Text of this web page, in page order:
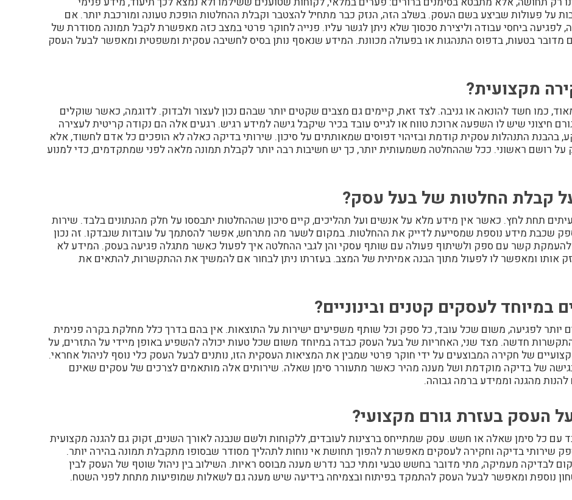
פעולות שביצע בשם העסק. בשלב הזה, הנזק כבר מתחיל להצטבר וקבלת ההחלטות הופכת טעונה ומורכבת יותר. אם
לפגיעה ביחסי עבודה וליצירת סכסוך שלא ניתן לגשר עליו. פנייה לחוקר פרטי במצב כזה מאפשרת לקבל תמונה מסודרת של
מדובר בטעות, בדפוס התנהגות או בפעולה מכוונת. המידע שנאסף נותן בסיס לחשיבה עסקית ומשפטית ומאפשר לבעל העסק
מקצועית?
כמו חשד להונאה או גניבה. לצד זאת, קיימים גם מצבים שקטים יותר שבהם נכון לעצור ולבדוק. לדוגמה, כאשר שוקלים
חיצוני שיש לו השפעה ארוכת טווח או לגייס עובד בכיר שיקבל גישה למידע רגיש. רגעים אלה הם נקודה קריטית לעצירה
בהבנת התנהלות עסקית קודמת ובזיהוי דפוסים שמאותתים על סיכון. שירותי בדיקה כאלה לא הופכים כל אדם לחשוד, אלא
רושם ראשוני. ככל שההחלטה משמעותית יותר, כך יש חשיבות רבה יותר לקבלת תמונה מלאה לפני שמתקדמים, כדי למנוע
קבלת החלטות של בעל עסק?
תחת לחץ. כאשר אין מידע מלא על אנשים ועל תהליכים, קיים סיכון שההחלטות יתבססו על חלק מהנתונים בלבד. שירות
שכבת מידע נוספת שמסייעת לדייק את ההחלטות. במקום לשער מה מתרחש, אפשר להסתמך על עובדות שנבדקו. זה נכון
קשר עם ספק ולשיתוף פעולה עם שותף עסקי והן לגבי ההחלטה איך לפעול כאשר מתגלה פגיעה בעסק. המידע לא
ומאפשר לו לפעול מתוך הבנה אמיתית של המצב. בעזרתו ניתן לבחור אם להמשיך את ההתקשרות, להתאים את
לעסקים קטנים ובינוניים?
יותר לפגיעה, משום שכל עובד, כל ספק וכל שותף משפיעים ישירות על התוצאות. אין בהם בדרך כלל מחלקת בקרה פנימית
חדשה. מצד שני, האחריות של בעל העסק כבדה במיוחד משום שכל טעות יכולה להשפיע באופן מיידי על התזרים, על
של חקירה המבוצעים על ידי חוקר פרטי שמבין את המציאות העסקית הזו, נותנים לבעל העסק כלי נוסף לניהול אחראי.
של בדיקה מוקדמת ושל מענה מהיר כאשר מתעורר סימן שאלה. שירותים אלה מותאמים לצרכים של עסקים שאינם
להנות מהגנה וממידע ברמה גבוהה.
העסק בעזרת גורם מקצועי?
עם כל סימן שאלה או חשש. עסק שמתייחס ברצינות לעובדים, ללקוחות ולשם שנבנה לאורך השנים, זקוק גם להגנה מקצועית
שירותי בדיקה וחקירה לעסקים מאפשרת להפוך תחושת אי נוחות לתהליך מסודר שבסופו מתקבלת תמונה בהירה יותר.
לבדיקה מעמיקה, מתי מדובר בחשש טבעי ומתי כבר נדרש מענה מבוסס ראיות. השילוב בין ניהול שוטף של העסק לבין
נוספת ומאפשר לבעל העסק להתמקד בפיתוח ובצמיחה בידיעה שיש מענה גם לשאלות שמופיעות מתחת לפני השטח.